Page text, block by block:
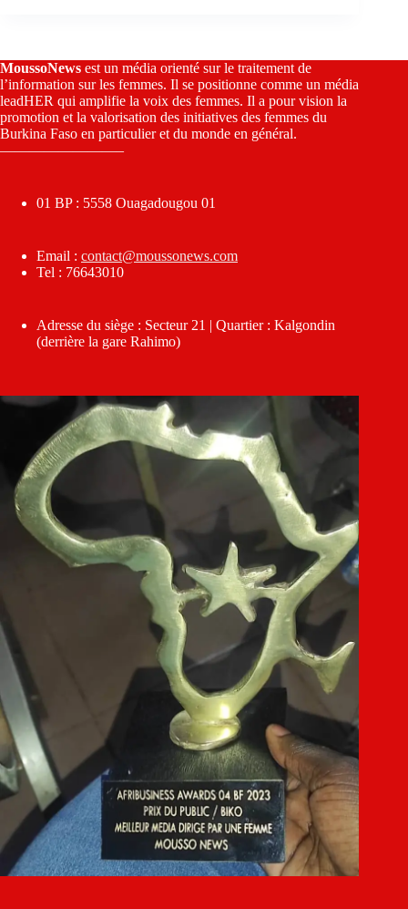
MoussoNews est un média orienté sur le traitement de
l’information sur les femmes. Il se positionne comme un média
leadHER qui amplifie la voix des femmes. Il a pour vision la
promotion et la valorisation des initiatives des femmes du
Burkina Faso en particulier et du monde en général.
————————–
01 BP : 5558 Ouagadougou 01
Email : contact@moussonews.com
Tel : 76643010
Adresse du siège : Secteur 21 | Quartier : Kalgondin
(derrière la gare Rahimo)